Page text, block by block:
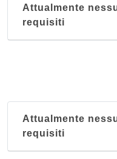
Attualmente
requisiti
Attualmente
requisiti